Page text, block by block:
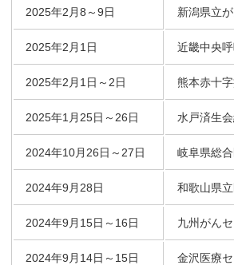
2025年2月8～9日 新潟県立
2025年2月1日 近畿中央
2025年2月1日～2日 熊本赤十
2025年1月25日～26日 水戸済生
2024年10月26日～27日 岐阜県総
2024年9月28日 和歌山県
2024年9月15日～16日 九州がん
2024年9月14日～15日 金沢医療